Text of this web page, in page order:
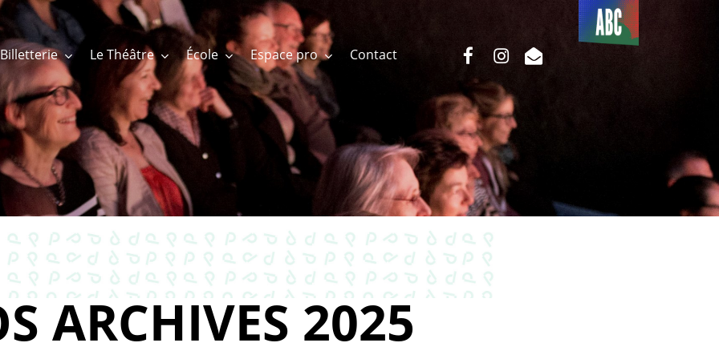
Billetterie Le Théâtre École Espace pro Contact
Du côté
de l’ABC
facebookinstagram
email
ARCHIVES 2025